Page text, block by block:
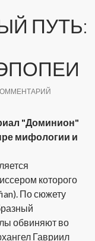
ПУТЬ:
"Доминион"
мифологии и
которого
По сюжету
обвиняют во
Гавриил